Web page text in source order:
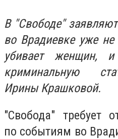
В "Свободе"
во Врадиевке уже
убивает женщин, и
криминальную
Ирины Крашковой.
"Свобода" требует
по событиям во